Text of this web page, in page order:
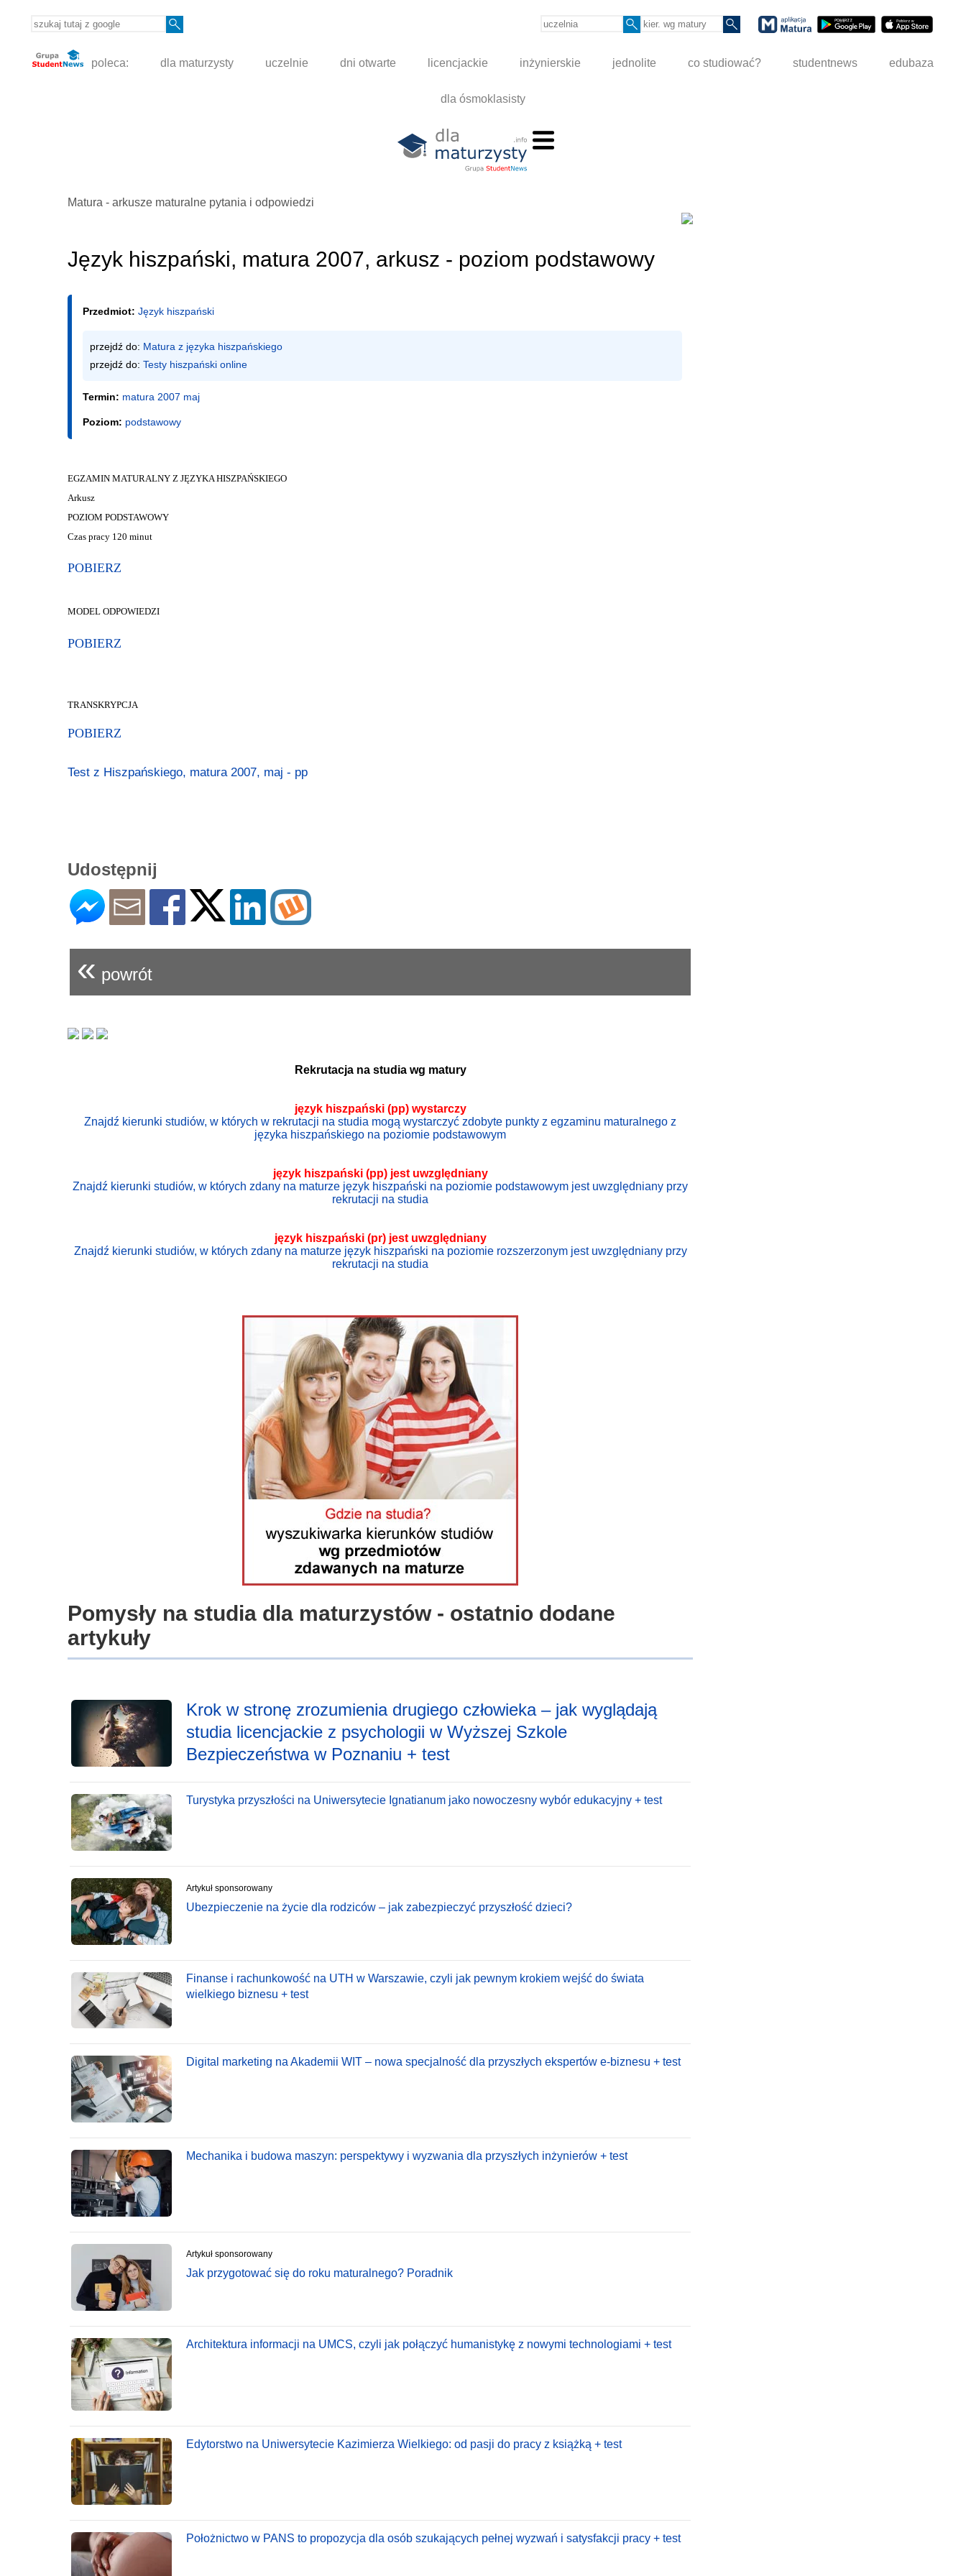
poleca: dla maturzysty uczelnie dni otwarte licencjackie inżynierskie jednolite co studiować? studentnews edubaza
dla ósmoklasisty
Matura - arkusze maturalne pytania i odpowiedzi
Język hiszpański, matura 2007, arkusz - poziom podstawowy
Przedmiot: Język hiszpański
przejdź do: Matura z języka hiszpańskiego
przejdź do: Testy hiszpański online
Termin: matura 2007 maj
Poziom: podstawowy
EGZAMIN MATURALNY Z JĘZYKA HISZPAŃSKIEGO
Arkusz
POZIOM PODSTAWOWY
Czas pracy 120 minut
POBIERZ
MODEL ODPOWIEDZI
POBIERZ
TRANSKRYPCJA
POBIERZ
Test z Hiszpańskiego, matura 2007, maj - pp
Udostępnij
« powrót
Rekrutacja na studia wg matury
język hiszpański (pp) wystarczy
Znajdź kierunki studiów, w których w rekrutacji na studia mogą wystarczyć zdobyte punkty z egzaminu maturalnego z
języka hiszpańskiego na poziomie podstawowym
język hiszpański (pp) jest uwzględniany
Znajdź kierunki studiów, w których zdany na maturze język hiszpański na poziomie podstawowym jest uwzględniany przy
rekrutacji na studia
język hiszpański (pr) jest uwzględniany
Znajdź kierunki studiów, w których zdany na maturze język hiszpański na poziomie rozszerzonym jest uwzględniany przy
rekrutacji na studia
Pomysły na studia dla maturzystów - ostatnio dodane
artykuły
Krok w stronę zrozumienia drugiego człowieka – jak wyglądają
studia licencjackie z psychologii w Wyższej Szkole
Bezpieczeństwa w Poznaniu + test
Turystyka przyszłości na Uniwersytecie Ignatianum jako nowoczesny wybór edukacyjny + test
Artykuł sponsorowany
Ubezpieczenie na życie dla rodziców – jak zabezpieczyć przyszłość dzieci?
Finanse i rachunkowość na UTH w Warszawie, czyli jak pewnym krokiem wejść do świata
wielkiego biznesu + test
Digital marketing na Akademii WIT – nowa specjalność dla przyszłych ekspertów e-biznesu + test
Mechanika i budowa maszyn: perspektywy i wyzwania dla przyszłych inżynierów + test
Artykuł sponsorowany
Jak przygotować się do roku maturalnego? Poradnik
Architektura informacji na UMCS, czyli jak połączyć humanistykę z nowymi technologiami + test
Edytorstwo na Uniwersytecie Kazimierza Wielkiego: od pasji do pracy z książką + test
Położnictwo w PANS to propozycja dla osób szukających pełnej wyzwań i satysfakcji pracy + test